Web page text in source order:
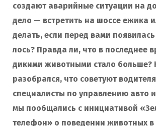
создают аварийные ситуации на
дело — встретить на шоссе ежика
делать, если перед вами
лось? Правда ли, что в последнее
дикими животными стало больше?
разобрался, что советуют
специалисты по управлению авто
мы пообщались с инициативой
телефон» о поведении животных в